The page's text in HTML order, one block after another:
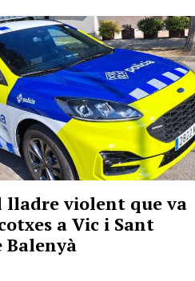
lladre violent que va
a Vic i Sant
Balenyà